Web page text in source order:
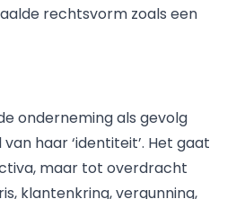
rechtsvorm zoals een
onderneming als gevolg
haar ‘identiteit’. Het gaat
maar tot overdracht
klantenkring, vergunning,